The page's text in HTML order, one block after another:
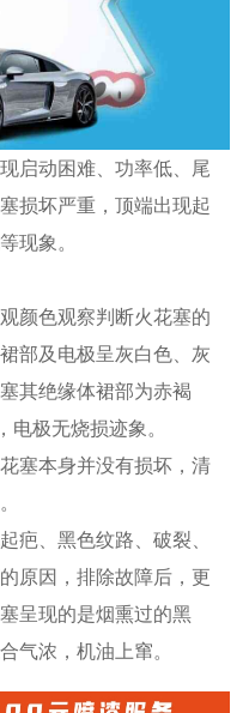
启动困难、功率低、尾
损坏严重，顶端出现起
现象。
颜色观察判断火花塞的
部及电极呈灰白色、灰
其绝缘体裙部为赤褐
电极无烧损迹象。
塞本身并没有损坏，清
疤、黑色纹路、破裂、
原因，排除故障后，更
呈现的是烟熏过的黑
气浓，机油上窜。